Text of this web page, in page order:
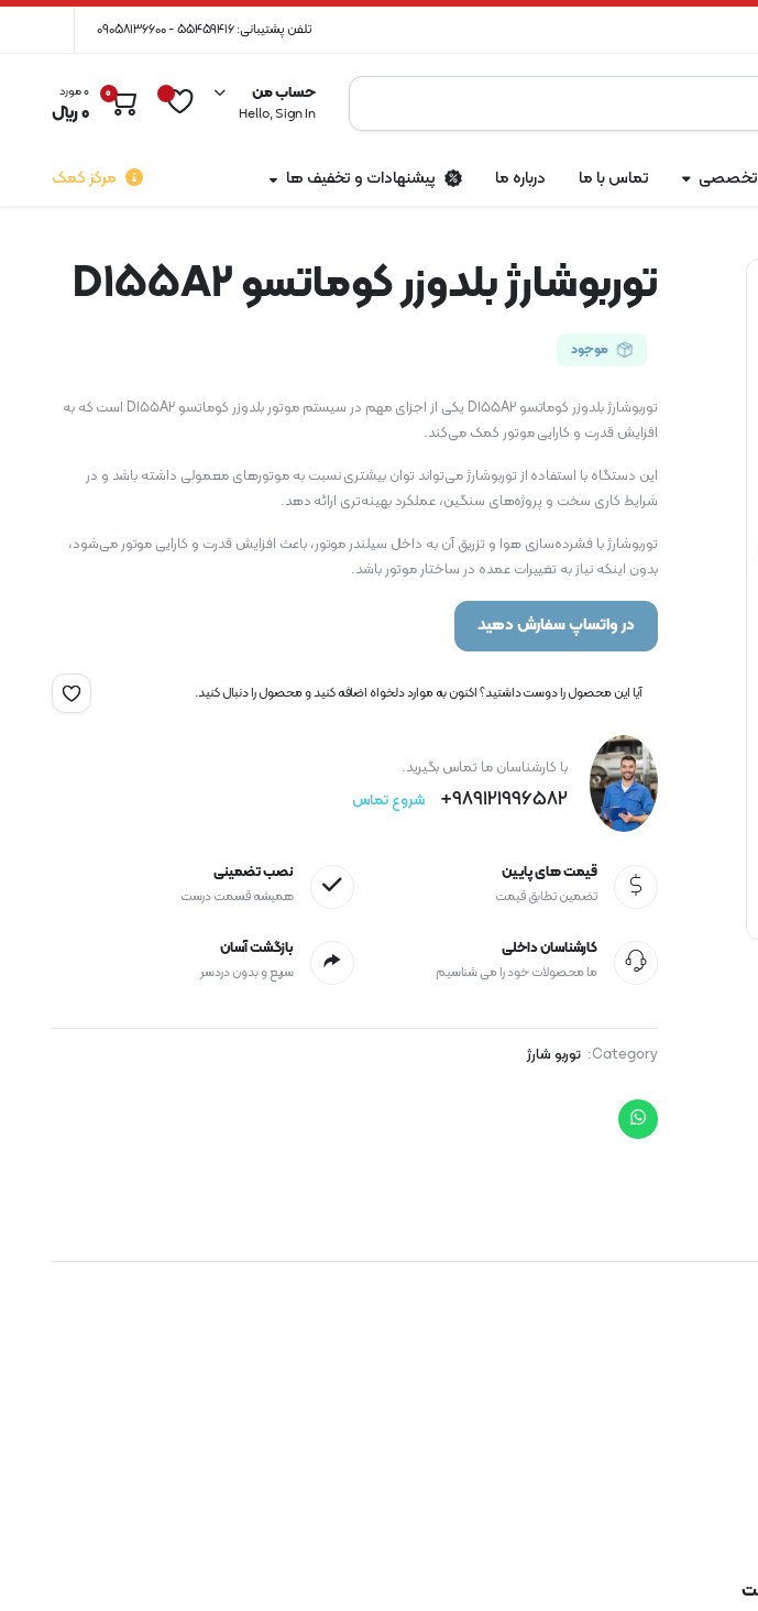
تلفن پشتیبانی: 55459416 - 09058136600
حساب من
Hello, Sign In
0 0 مورد
0﷼
تخصصی تماس با ما درباره ما پیشنهادات و تخفیف ها مرکز کمک
توربوشارژ بلدوزر کوماتسو D155A2
موجود
توربوشارژ بلدوزر کوماتسو D155A2 یکی از اجزای مهم در سیستم موتور بلدوزر کوماتسو D155A2 است که به
افزایش قدرت و کارایی موتور کمک می‌کند.
این دستگاه با استفاده از توربوشارژ می‌تواند توان بیشتری نسبت به موتورهای معمولی داشته باشد و در
شرایط کاری سخت و پروژه‌های سنگین، عملکرد بهینه‌تری ارائه دهد.
توربوشارژ با فشرده‌سازی هوا و تزریق آن به داخل سیلندر موتور، باعث افزایش قدرت و کارایی موتور می‌شود،
بدون اینکه نیاز به تغییرات عمده در ساختار موتور باشد.
در واتساپ سفارش دهید
آیا این محصول را دوست داشتید؟ اکنون به موارد دلخواه اضافه کنید و محصول را دنبال کنید.
با کارشناسان ما تماس بگیرید.
989121996582+ شروع تماس
قیمت های پایین
تضمین تطابق قیمت
نصب تضمینی
همیشه قسمت درست
کارشناسان داخلی
ما محصولات خود را می شناسیم
بازگشت آسان
سریع و بدون دردسر
Category: توربو شارژ